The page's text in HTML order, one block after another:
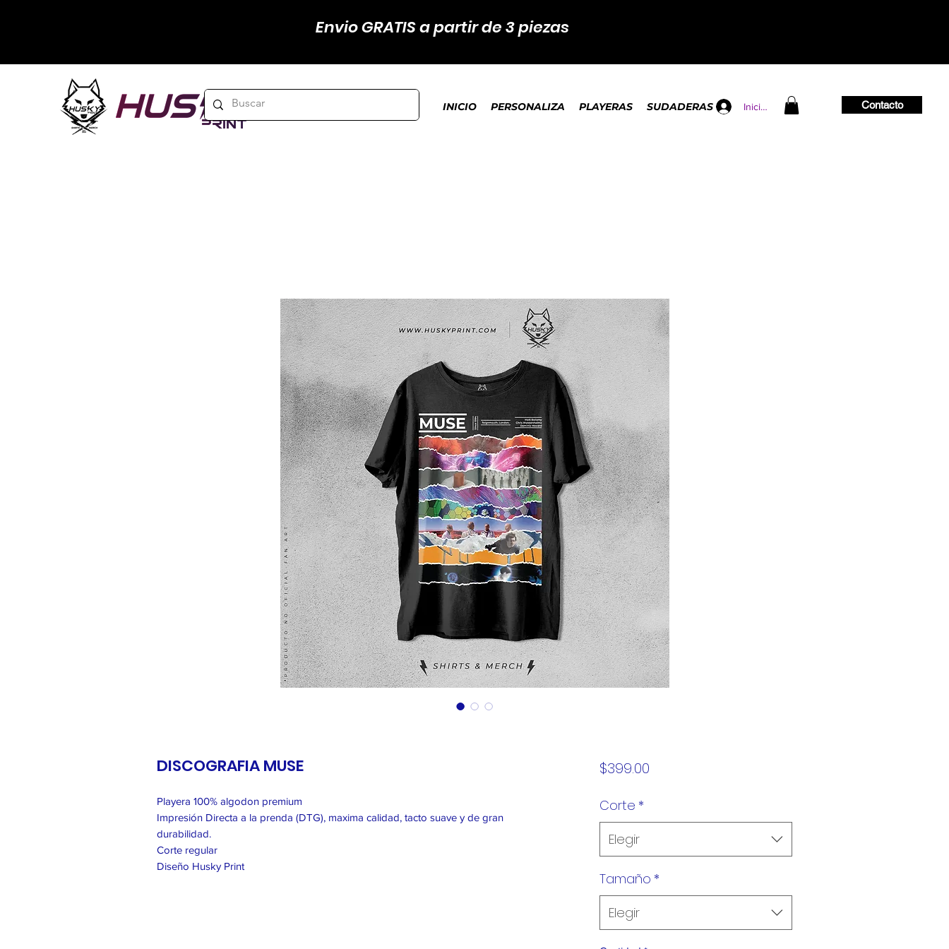
Envio GRATIS a partir de 3 piezas
INICIO PERSONALIZA PLAYERAS SUDADERAS Iniciar sesión Contacto
DISCOGRAFIA MUSE
Playera 100% algodon premium
Impresión Directa a la prenda (DTG), maxima calidad, tacto suave y de gran
durabilidad.
Corte regular
Diseño Husky Print
$399.00Precio
Corte *
Elegir
Tamaño *
Elegir